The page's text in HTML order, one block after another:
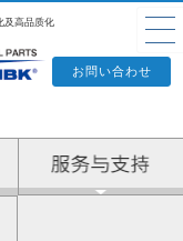
及高品质化